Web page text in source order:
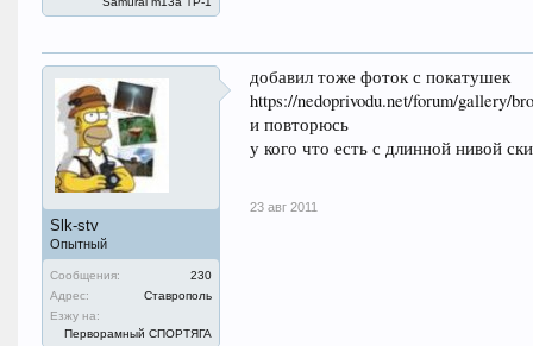
Slk-stv
Опытный
Сообщения:
230
Адрес:
Ставрополь
Езжу на:
Перворамный СПОРТЯГА
добавил тоже фоток с покатушек
https://nedoprivodu.net/forum/gallery/
и повторюсь
у кого что есть с длинной нивой
23 авг 2011